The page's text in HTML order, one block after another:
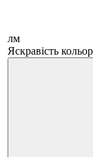
лм
Яскравість